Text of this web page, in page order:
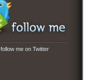
follow me on Twitter